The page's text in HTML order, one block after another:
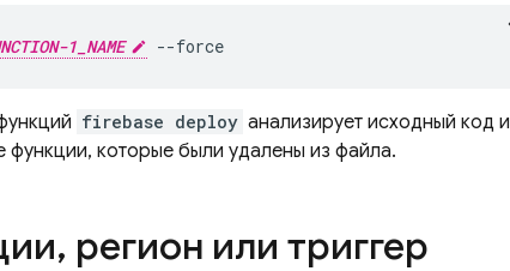
1_NAME --force
firebase deploy анализирует исходный код и
функции, которые были удалены из файла.
, регион или триггер